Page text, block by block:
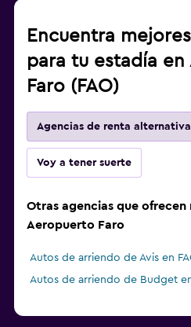
Encuentra
para tu estadía
Faro (FAO)
Agencias de renta
Voy a tener suerte
Otras agencias que
Aeropuerto Faro
Autos de arriendo de Avis en
Autos de arriendo de Budget